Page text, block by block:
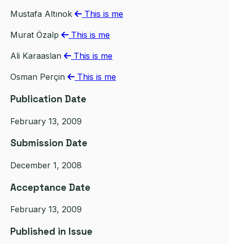
Mustafa Altınok This is me
Murat Özalp This is me
Ali Karaaslan This is me
Osman Perçin This is me
Publication Date
February 13, 2009
Submission Date
December 1, 2008
Acceptance Date
February 13, 2009
Published in Issue